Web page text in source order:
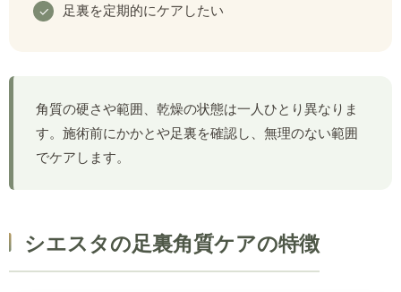
足裏を定期的にケアしたい
角質の硬さや範囲、乾燥の状態は一人ひとり異なりま
す。施術前にかかとや足裏を確認し、無理のない範囲
でケアします。
シエスタの足裏角質ケアの特徴